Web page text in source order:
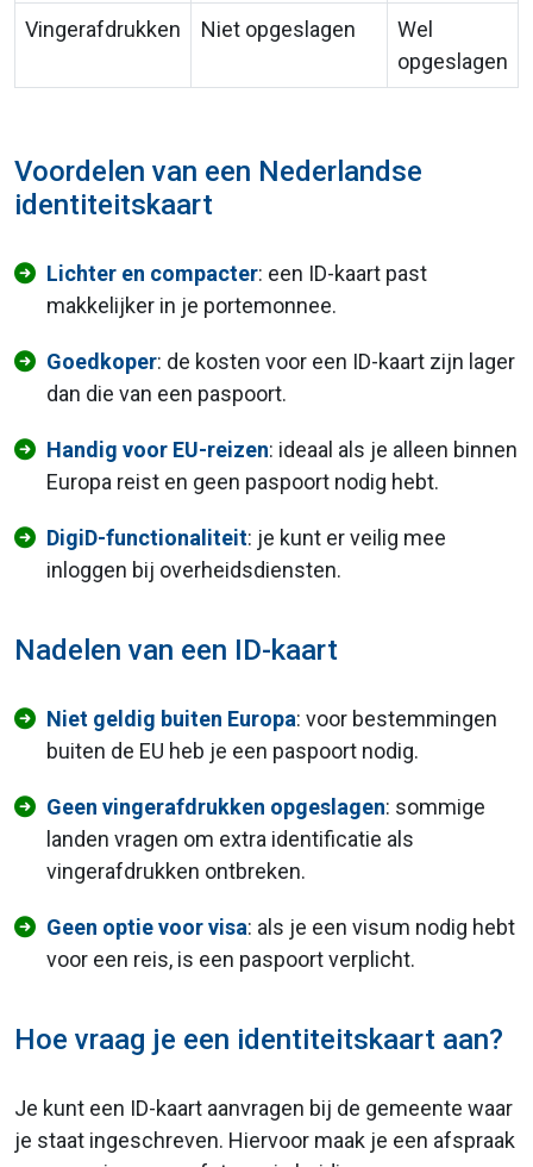
Vingerafdrukken Niet opgeslagen
Wel
opgeslagen
Voordelen van een Nederlandse
identiteitskaart
Lichter en compacter: een ID-kaart past
makkelijker in je portemonnee.
Goedkoper: de kosten voor een ID-kaart zijn lager
dan die van een paspoort.
Handig voor EU-reizen: ideaal als je alleen binnen
Europa reist en geen paspoort nodig hebt.
DigiD-functionaliteit: je kunt er veilig mee
inloggen bij overheidsdiensten.
Nadelen van een ID-kaart
Niet geldig buiten Europa: voor bestemmingen
buiten de EU heb je een paspoort nodig.
Geen vingerafdrukken opgeslagen: sommige
landen vragen om extra identificatie als
vingerafdrukken ontbreken.
Geen optie voor visa: als je een visum nodig hebt
voor een reis, is een paspoort verplicht.
Hoe vraag je een identiteitskaart aan?
Je kunt een ID-kaart aanvragen bij de gemeente waar
je staat ingeschreven. Hiervoor maak je een afspraak